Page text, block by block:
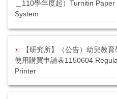
＿110學年度起）Turnitin
System
【研究所】（公告）幼兒教
使用購買申請表1150604
Printer